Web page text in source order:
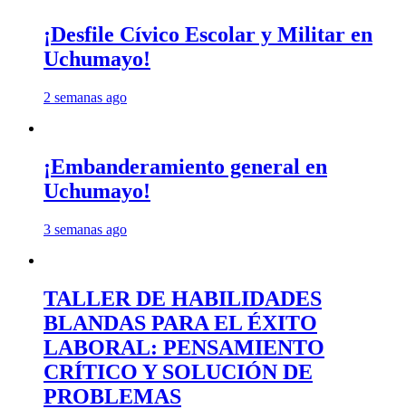
¡Desfile Cívico Escolar y Militar en
Uchumayo!
2 semanas ago
¡Embanderamiento general en
Uchumayo!
3 semanas ago
TALLER DE HABILIDADES
BLANDAS PARA EL ÉXITO
LABORAL: PENSAMIENTO
CRÍTICO Y SOLUCIÓN DE
PROBLEMAS